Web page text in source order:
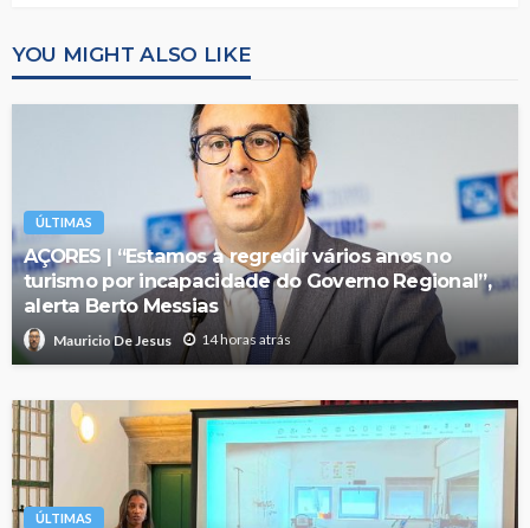
YOU MIGHT ALSO LIKE
ÚLTIMAS
AÇORES | “Estamos a regredir vários anos no
turismo por incapacidade do Governo Regional”,
alerta Berto Messias
Mauricio De Jesus 14 horas atrás
ÚLTIMAS